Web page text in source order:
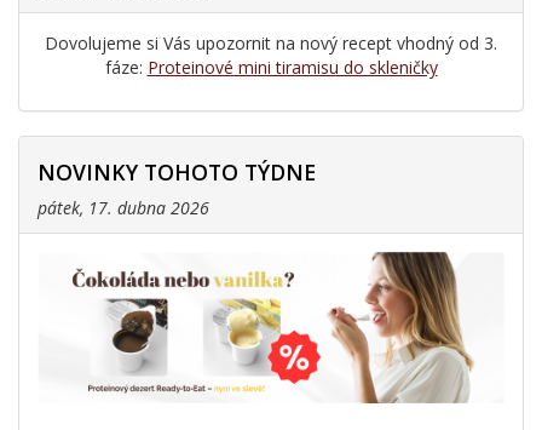
Dovolujeme si Vás upozornit na nový recept vhodný od 3.
fáze: Proteinové mini tiramisu do skleničky
NOVINKY TOHOTO TÝDNE
pátek, 17. dubna 2026